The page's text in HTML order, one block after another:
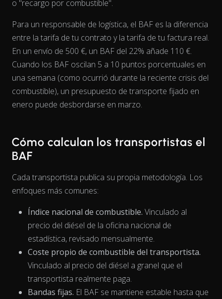
View as data table, Chart
The chart has 1 X axis displaying Time. Data ranges from
o "recargo por combustible".
Para un responsable de logística, el BAF es la diferencia
entre la tarifa de tu contrato y la tarifa de tu factura real.
En un envío de 500 €, un BAF del 22% añade 110 €.
Cuando los BAF oscilan 5 a 10 puntos porcentuales en
una semana (como ocurrió durante la reciente crisis del
combustible), un presupuesto de transporte fijado en
enero puede desbordarse en marzo.
Cómo calculan los transportistas el
BAF
Cada transportista publica su propia metodología. Los
enfoques más comunes:
Índice nacional de combustible. Vinculado al
precio del diésel de la oficina nacional de
estadística, revisado mensualmente.
Coste propio de combustible del transportista.
Vinculado al precio del diésel a granel que el
transportista realmente paga.
Bandas fijas. El BAF se mantiene estable hasta que